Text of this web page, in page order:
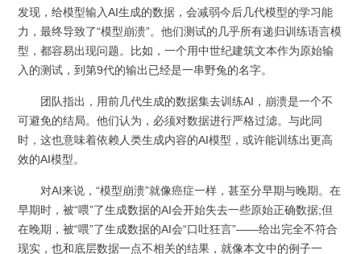
发现，给模型输入AI生成的数据，会减弱今后几代模型的学习能
力，最终导致了“模型崩溃”。他们测试的几乎所有递归训练语言模
型，都容易出现问题。比如，一个用中世纪建筑文本作为原始输
入的测试，到第9代的输出已经是一串野兔的名字。
团队指出，用前几代生成的数据集去训练AI，崩溃是一个不
可避免的结局。他们认为，必须对数据进行严格过滤。与此同
时，这也意味着依赖人类生成内容的AI模型，或许能训练出更高
效的AI模型。
对AI来说，“模型崩溃”就像癌症一样，甚至分早期与晚期。在
早期时，被“喂”了生成数据的AI会开始失去一些原始正确数据;但
在晚期，被“喂”了生成数据的AI会“口吐狂言”——给出完全不符合
现实，也和底层数据一点不相关的结果，就像本文中的例子一